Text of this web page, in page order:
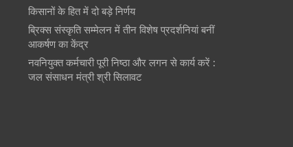
किसानों के हित में दो बड़े निर्णय
ब्रिक्स संस्कृति सम्मेलन में तीन विशेष प्रदर्शनियां बनीं
आकर्षण का केंद्र
नवनियुक्त कर्मचारी पूरी निष्ठा और लगन से कार्य करें :
जल संसाधन मंत्री श्री सिलावट